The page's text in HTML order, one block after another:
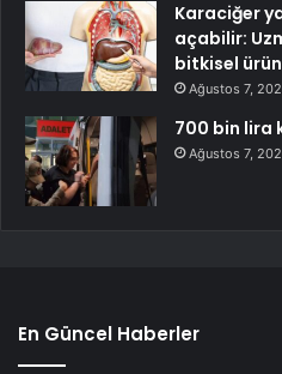
Karaciğer
açabilir:
bitkisel ürün
Ağustos 7,
700 bin lira
Ağustos 7,
En Güncel Haberler